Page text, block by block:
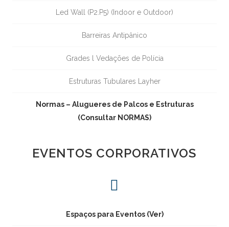
Led Wall (P2.P5) (Indoor e Outdoor)
Barreiras Antipânico
Grades l Vedações de Polícia
Estruturas Tubulares Layher
Normas – Alugueres de Palcos e Estruturas
(Consultar NORMAS)
EVENTOS CORPORATIVOS
Espaços para Eventos (Ver)